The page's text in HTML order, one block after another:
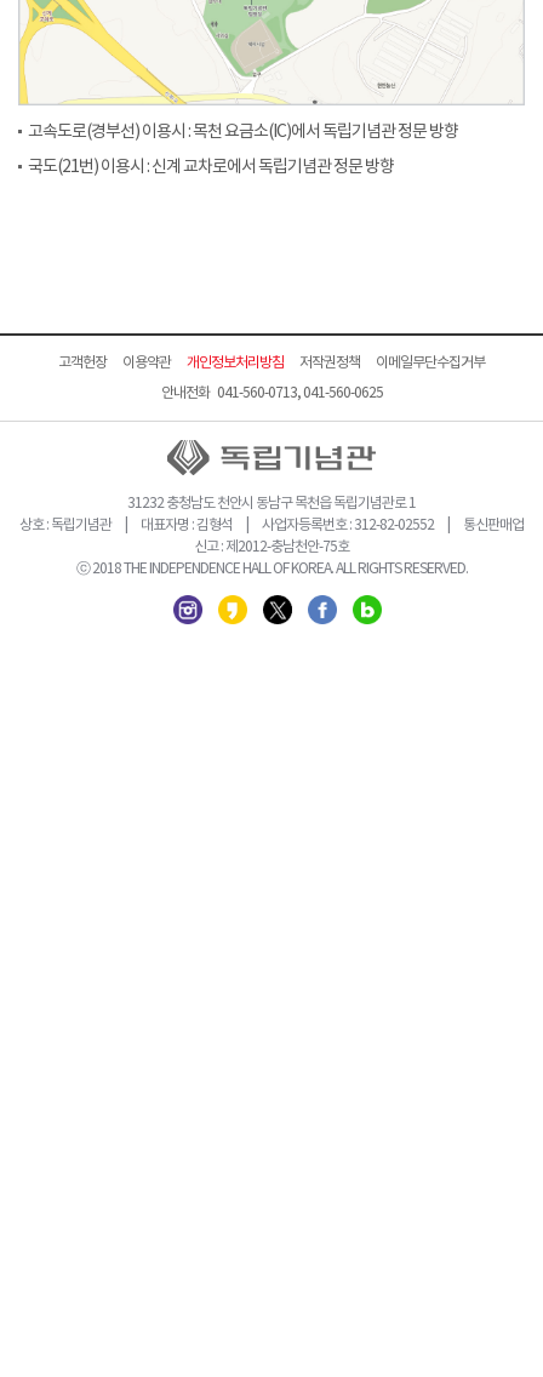
고속도로(경부선) 이용시 : 목천 요금소(IC)에서 독립기념관 정문 방향
국도(21번) 이용시 : 신계 교차로에서 독립기념관 정문 방향
고객헌장 이용약관 개인정보처리방침 저작권정책
이메일무단수집거부
안내전화 041-560-0713, 041-560-0625
31232 충청남도 천안시 동남구 목천읍 독립기념관로 1
상호 : 독립기념관 | 대표자명 : 김형석 | 사업자등록번호 : 312-82-02552 | 통신판매업
신고 : 제2012-충남천안-75호
ⓒ 2018 THE INDEPENDENCE HALL OF KOREA. ALL RIGHTS RESERVED.